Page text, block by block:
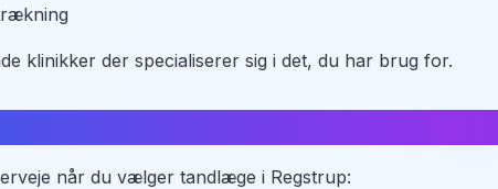
klinikker der specialiserer sig i det, du har brug for.
når du vælger tandlæge i Regstrup: